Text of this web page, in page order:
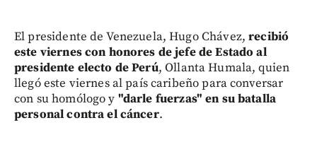
El presidente de Venezuela, Hugo Chávez,recibió
este viernes con honores de jefe de Estado al
presidente electo de Perú, Ollanta Humala, quien
llegó este viernes al país caribeño para conversar
con su homólogo y "darle fuerzas" en su batalla
personal contra el cáncer.